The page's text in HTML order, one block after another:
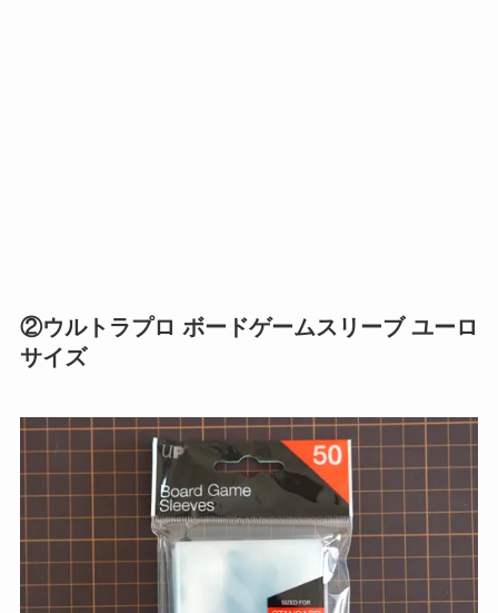
②ウルトラプロ ボードゲームスリーブ ユーロ
サイズ